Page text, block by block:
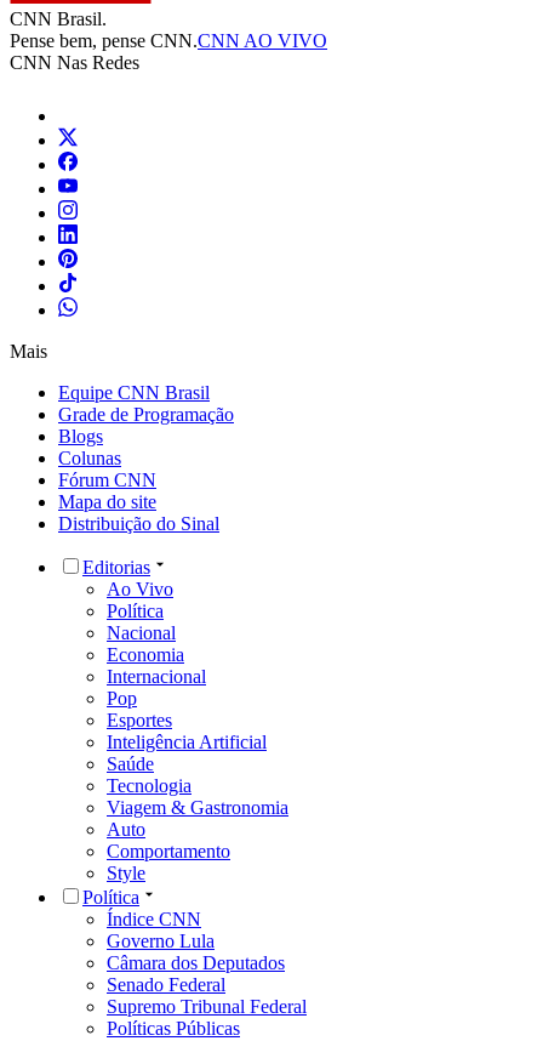
CNN Brasil.
Pense bem, pense CNN.CNN AO VIVO
CNN Nas Redes
Mais
Equipe CNN Brasil
Grade de Programação
Blogs
Colunas
Fórum CNN
Mapa do site
Distribuição do Sinal
Editorias
Ao Vivo
Política
Nacional
Economia
Internacional
Pop
Esportes
Inteligência Artificial
Saúde
Tecnologia
Viagem & Gastronomia
Auto
Comportamento
Style
Política
Índice CNN
Governo Lula
Câmara dos Deputados
Senado Federal
Supremo Tribunal Federal
Políticas Públicas